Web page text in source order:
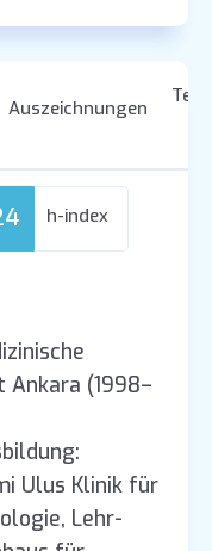
Auszeichnungen
h-index
(1998–
Ulus Klinik für
Lehr-